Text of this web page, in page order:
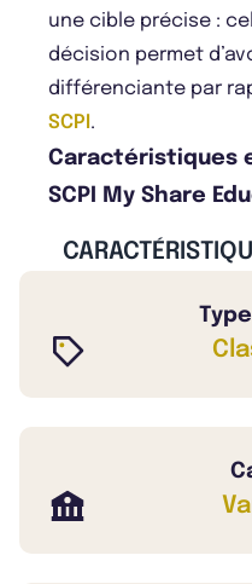
une cible précise :
décision permet
différenciante par
SCPI.
Caractéristiques
SCPI My Share